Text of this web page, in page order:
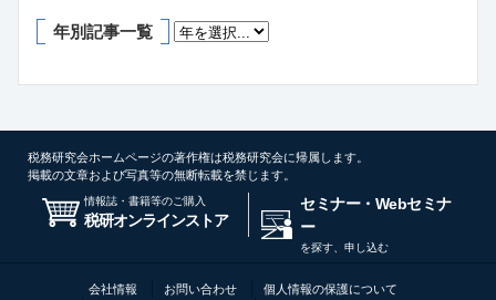
年別記事一覧
税務研究会ホームページの著作権は税務研究会に帰属します。
掲載の文章および写真等の無断転載を禁じます。
情報誌・書籍等のご購入
税研オンラインストア
セミナー・Webセミナ
ー
を探す、申し込む
会社情報 お問い合わせ
個人情報の保護について